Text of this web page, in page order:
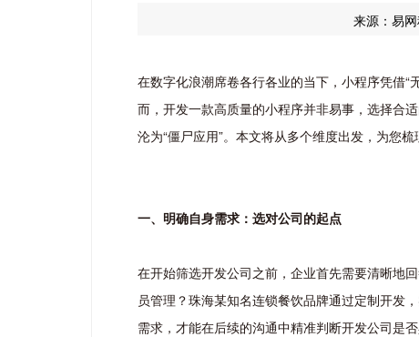
来源：易
在数字化浪潮席卷各行各业的当下，小程序凭借
而，开发一款高质量的小程序并非易事，选择合
沦为“僵尸应用”。本文将从多个维度出发，为您
一、明确自身需求：选对公司的起点
在开始筛选开发公司之前，企业首先需要清晰地
员管理？珠海某知名连锁餐饮品牌通过定制开发
需求，才能在后续的沟通中精准判断开发公司是